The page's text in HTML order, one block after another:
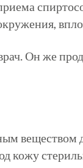
Он же
веществом